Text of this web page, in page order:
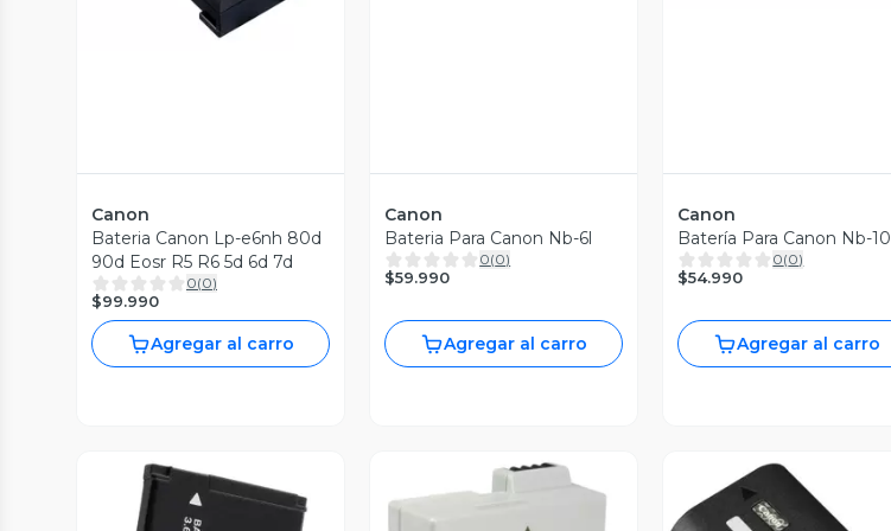
Canon
Bateria Canon Lp-e6nh 80d
90d Eosr R5 R6 5d 6d 7d
0(0)
$99.990
Agregar al carro
Canon
Bateria Para Canon Nb-6l
0(0)
$59.990
Agregar al carro
Canon
Batería Para Canon Nb-10l
0(0)
$54.990
Agregar al carro